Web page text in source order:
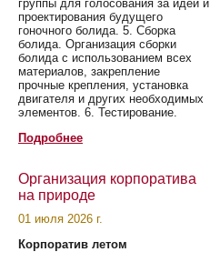
группы для голосования за идеи и
проектирования будущего
гоночного болида. 5. Сборка
болида. Организация сборки
болида с использованием всех
материалов, закрепление
прочные крепления, установка
двигателя и других необходимых
элементов. 6. Тестирование.
Подробнее
Организация корпоратива
на природе
01 июля 2026 г.
Корпоратив летом